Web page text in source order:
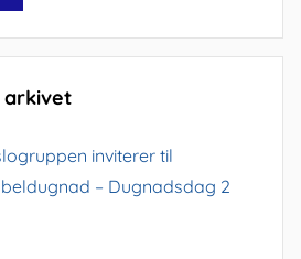
inviterer til
– Dugnadsdag 2